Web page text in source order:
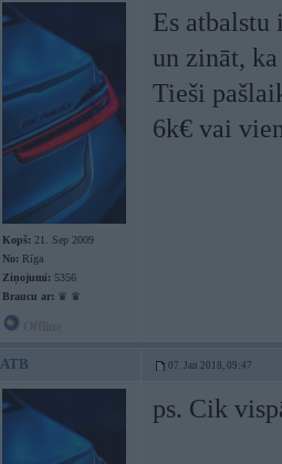
Kopš: 21. Sep 2009
No: Rīga
Ziņojumi: 5356
Braucu ar: ♛ ♛
Es
un zināt,
Tieši
6k€ vai
ATB 07. Jan 2018, 09:47
ps. Cik